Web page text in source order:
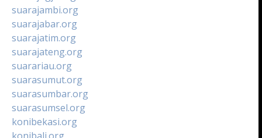
suarajambi.org
suarajabar.org
suarajatim.org
suarajateng.org
suarariau.org
suarasumut.org
suarasumbar.org
suarasumsel.org
konibekasi.org
konibali.org